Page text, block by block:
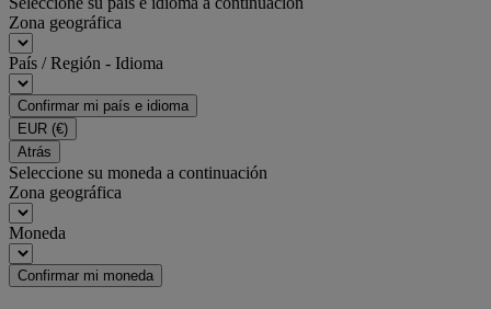
Zona geográfica
País / Región - Idioma
Confirmar mi país e idioma
EUR (€)
Atrás
Seleccione su moneda a continuación
Zona geográfica
Moneda
Confirmar mi moneda